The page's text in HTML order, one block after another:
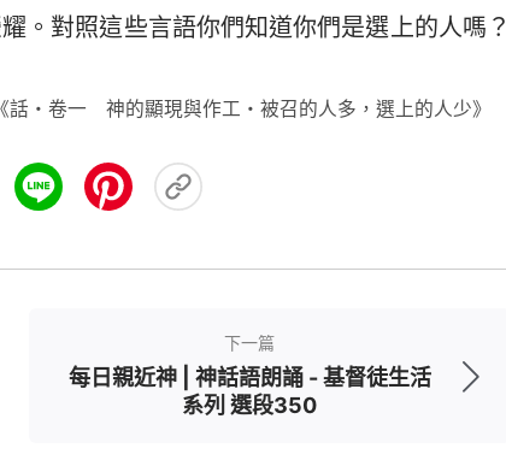
。對照這些言語你們知道你們是選上的人嗎？
・卷一 神的顯現與作工・被召的人多，選上的人少》
下一篇
每日親近神 | 神話語朗誦 - 基督徒生活
系列 選段350